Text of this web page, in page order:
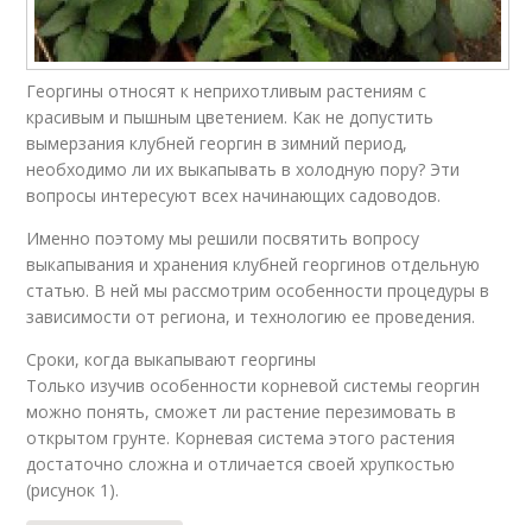
Георгины относят к неприхотливым растениям с
красивым и пышным цветением. Как не допустить
вымерзания клубней георгин в зимний период,
необходимо ли их выкапывать в холодную пору? Эти
вопросы интересуют всех начинающих садоводов.
Именно поэтому мы решили посвятить вопросу
выкапывания и хранения клубней георгинов отдельную
статью. В ней мы рассмотрим особенности процедуры в
зависимости от региона, и технологию ее проведения.
Сроки, когда выкапывают георгины
Только изучив особенности корневой системы георгин
можно понять, сможет ли растение перезимовать в
открытом грунте. Корневая система этого растения
достаточно сложна и отличается своей хрупкостью
(рисунок 1).